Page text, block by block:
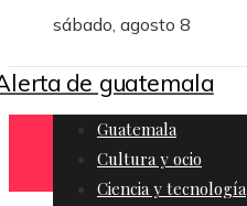
sábado, agosto 8
Guatemala
Cultura y ocio
Ciencia y tecnología